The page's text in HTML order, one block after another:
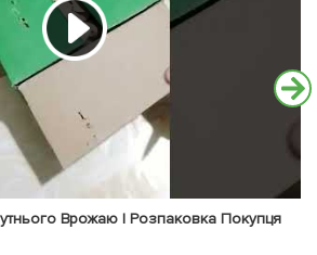
Врожаю | Розпаковка Покупця